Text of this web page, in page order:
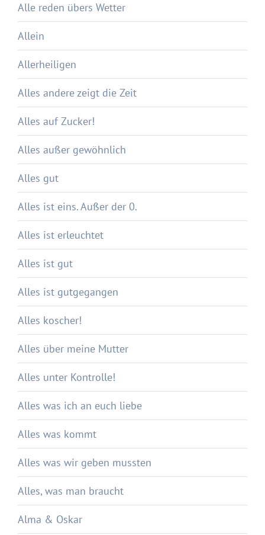
Alle reden übers Wetter
Allein
Allerheiligen
Alles andere zeigt die Zeit
Alles auf Zucker!
Alles außer gewöhnlich
Alles gut
Alles ist eins. Außer der 0.
Alles ist erleuchtet
Alles ist gut
Alles ist gutgegangen
Alles koscher!
Alles über meine Mutter
Alles unter Kontrolle!
Alles was ich an euch liebe
Alles was kommt
Alles was wir geben mussten
Alles, was man braucht
Alma & Oskar